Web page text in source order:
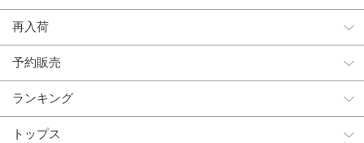
再入荷
予約販売
ランキング
トップス